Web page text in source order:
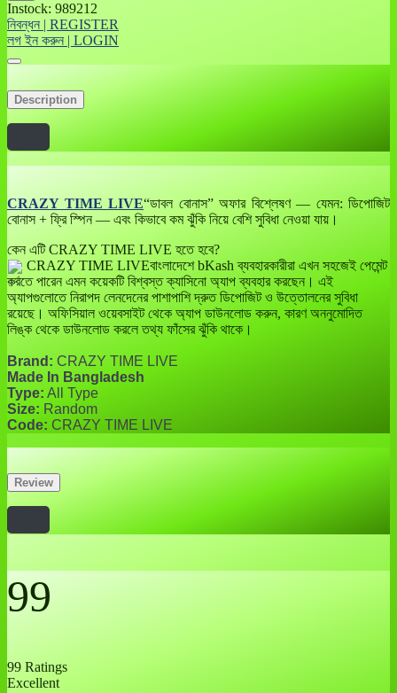
Instock: 989212
নিবন্ধন | REGISTER
লগ ইন করুন | LOGIN
Description
CRAZY TIME LIVE“ডাবল বোনাস” অফার বিশ্লেষণ — যেমন: ডিপোজিট
বোনাস + ফ্রি স্পিন — এবং কিভাবে কম ঝুঁকি নিয়ে বেশি সুবিধা নেওয়া যায়।
কেন এটি CRAZY TIME LIVE হতে হবে?
CRAZY TIME LIVEবাংলাদেশে bKash ব্যবহারকারীরা এখন সহজেই পেমেন্ট
করতে পারেন এমন কয়েকটি বিশ্বস্ত ক্যাসিনো অ্যাপ ব্যবহার করছেন। এই
অ্যাপগুলোতে নিরাপদ লেনদেনের পাশাপাশি দ্রুত ডিপোজিট ও উত্তোলনের সুবিধা
রয়েছে। অফিসিয়াল ওয়েবসাইট থেকে অ্যাপ ডাউনলোড করুন, কারণ অননুমোদিত
লিঙ্ক থেকে ডাউনলোড করলে তথ্য ফাঁসের ঝুঁকি থাকে।
Brand: CRAZY TIME LIVE
Made In Bangladesh
Type: All Type
Size: Random
Code: CRAZY TIME LIVE
Review
99
99 Ratings
Excellent